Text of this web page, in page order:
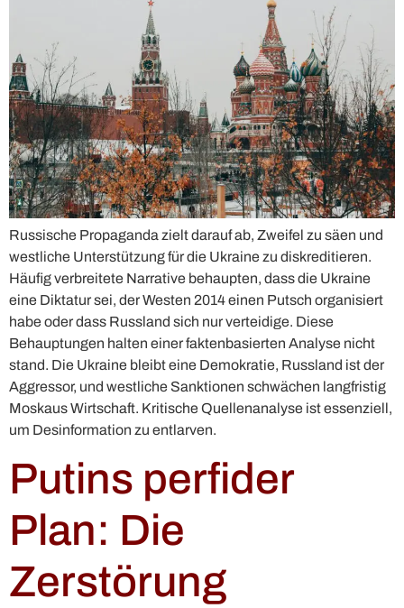
Russische Propaganda zielt darauf ab, Zweifel zu säen und
westliche Unterstützung für die Ukraine zu diskreditieren.
Häufig verbreitete Narrative behaupten, dass die Ukraine
eine Diktatur sei, der Westen 2014 einen Putsch organisiert
habe oder dass Russland sich nur verteidige. Diese
Behauptungen halten einer faktenbasierten Analyse nicht
stand. Die Ukraine bleibt eine Demokratie, Russland ist der
Aggressor, und westliche Sanktionen schwächen langfristig
Moskaus Wirtschaft. Kritische Quellenanalyse ist essenziell,
um Desinformation zu entlarven.
Putins perfider
Plan: Die
Zerstörung